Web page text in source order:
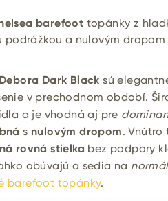
barefoot topánky z
podrážkou a nulovým
Dark Black sú
v prechodnom období.
a je vhodná aj pre
s nulovým dropom.
rovná stielka bez podpory
obúvajú a sedia na
barefoot topánky.